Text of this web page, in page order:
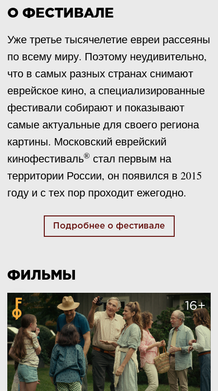
О ФЕСТИВАЛЕ
Уже третье тысячелетие евреи рассеяны
по всему миру. Поэтому неудивительно,
что в самых разных странах снимают
еврейское кино, а специализированные
фестивали собирают и показывают
самые актуальные для своего региона
картины. Московский еврейский
кинофестиваль® стал первым на
территории России, он появился в 2015
году и с тех пор проходит ежегодно.
Подробнее о фестивале
ФИЛЬМЫ
16+